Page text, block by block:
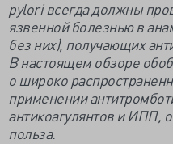
pylori всегда должны
язвенной болезнью в
без них), получающих
В настоящем обзоре
о широко
применении
антикоагулянтов и ИПП,
польза.